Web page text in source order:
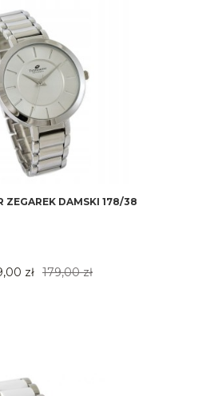
ZEGAREK DAMSKI 178/38
zł 179,00 zł